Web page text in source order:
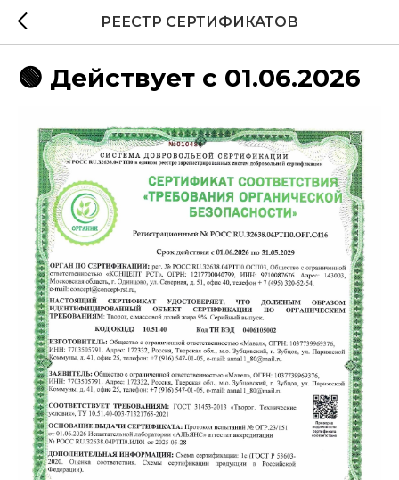
РЕЕСТР СЕРТИФИКАТОВ
🟢 Действует с 01.06.2026